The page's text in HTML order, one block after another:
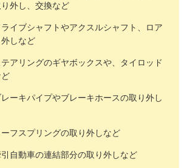
り外し、交換など
イブシャフトやアクスルシャフト、ロア
しなど
アリングのギヤボックスや、タイロッド
ーキパイプやブレーキホースの取り外し
フスプリングの取り外しなど
自動車の連結部分の取り外しなど